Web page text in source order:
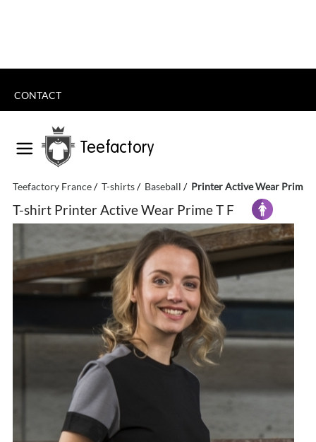
CONTACT
Teefactory
Teefactory France T-shirts Baseball Printer Active Wear Prime
T-shirt Printer Active Wear Prime T F